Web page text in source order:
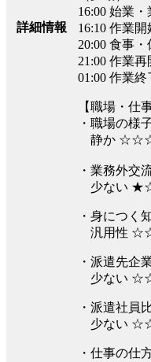
詳細情報
16:00 始業
16:10 作業開
20:00 食事・
21:00 作業再
01:00 作業終
【職場・仕
・職場の様
静か
・業務外交
少ない
・身につく
汎用性
・派遣先企
少ない
・派遣社員
少ない
・仕事の仕